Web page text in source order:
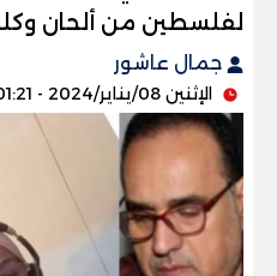
لفلسطين من ألحان
جمال عاشور
الإثنين 08/يناير/2024 - 01:21 م